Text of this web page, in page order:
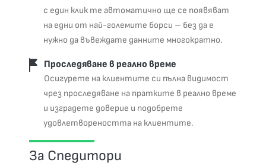
с един клик те автоматично ще се появяват
на едни от най-големите борси – без да е
нужно да въвеждате данните многократно.
Проследяване в реално време
Осигурете на клиентите си пълна видимост
чрез проследяване на пратките в реално време
и изградете доверие и подобрете
удовлетвореността на клиентите.
За Спедитори